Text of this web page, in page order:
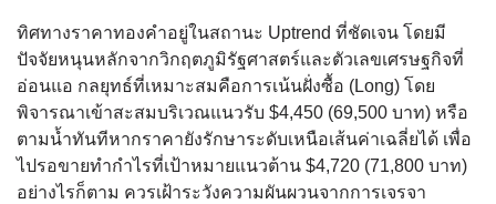
ทิศทางราคาทองคำอยู่ในสถานะ Uptrend ที่ชัดเจน โดยมี
ปัจจัยหนุนหลักจากวิกฤตภูมิรัฐศาสตร์และตัวเลขเศรษฐกิจที่
อ่อนแอ กลยุทธ์ที่เหมาะสมคือการเน้นฝั่งซื้อ (Long) โดย
พิจารณาเข้าสะสมบริเวณแนวรับ $4,450 (69,500 บาท) หรือ
ตามน้ำทันทีหากราคายังรักษาระดับเหนือเส้นค่าเฉลี่ยได้ เพื่อ
ไปรอขายทำกำไรที่เป้าหมายแนวต้าน $4,720 (71,800 บาท)
อย่างไรก็ตาม ควรเฝ้าระวังความผันผวนจากการเจรจา